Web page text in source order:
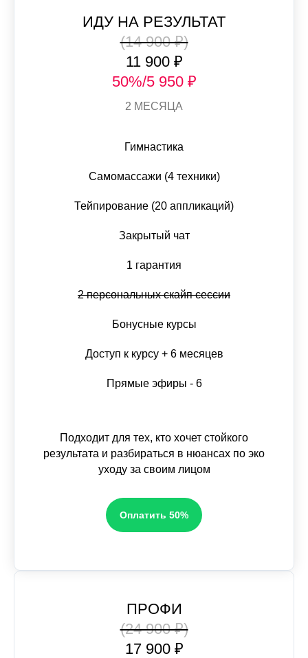
ИДУ НА РЕЗУЛЬТАТ
(14 900 ₽)
11 900 ₽
50%/5 950 ₽
2 МЕСЯЦА
Гимнастика
Самомассажи (4 техники)
Тейпирование (20 аппликаций)
Закрытый чат
1 гарантия
2 персональных скайп сессии
Бонусные курсы
Доступ к курсу + 6 месяцев
Прямые эфиры - 6
Подходит для тех, кто хочет стойкого
результата и разбираться в нюансах по эко
уходу за своим лицом
Оплатить 50%
ПРОФИ
(24 900 ₽)
17 900 ₽